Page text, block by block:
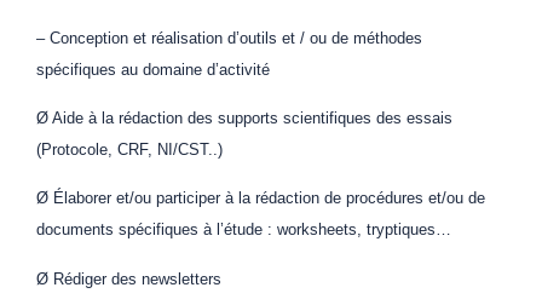
– Conception et réalisation d’outils et / ou de méthodes
spécifiques au domaine d’activité
Ø Aide à la rédaction des supports scientifiques des essais
(Protocole, CRF, NI/CST..)
Ø Élaborer et/ou participer à la rédaction de procédures et/ou de
documents spécifiques à l’étude : worksheets, tryptiques…
Ø Rédiger des newsletters